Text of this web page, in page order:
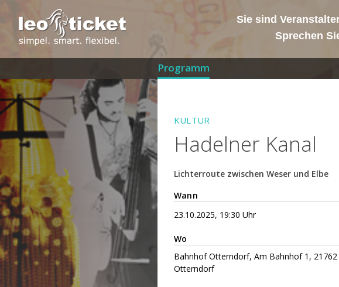
Sie sind
Sprechen
Programm
KULTUR
Hadelner Kanal
Lichterroute zwischen Weser und Elbe
Wann
23.10.2025, 19:30 Uhr
Wo
Bahnhof Otterndorf, Am Bahnhof 1,
Otterndorf